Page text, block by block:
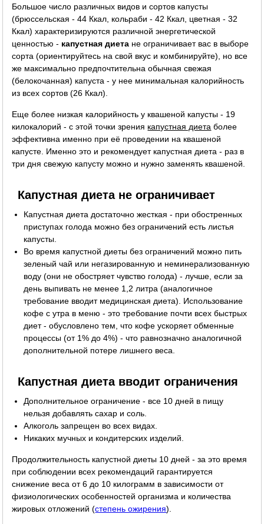
Большое число различных видов и сортов капусты
(брюссельская - 44 Ккал, кольраби - 42 Ккал, цветная - 32
Ккал) характеризируются различной энергетической
ценностью - капустная диета не ограничивает вас в выборе
сорта (ориентируйтесь на свой вкус и комбинируйте), но все
же максимально предпочтительна обычная свежая
(белокочанная) капуста - у нее минимальная калорийность
из всех сортов (26 Ккал).
Еще более низкая калорийность у квашеной капусты - 19
килокалорий - с этой точки зрения капустная диета более
эффективна именно при её проведении на квашеной
капусте. Именно это и рекомендует капустная диета - раз в
три дня свежую капусту можно и нужно заменять квашеной.
Капустная диета не ограничивает
Капустная диета достаточно жесткая - при обостренных
приступах голода можно без ограничений есть листья
капусты.
Во время капустной диеты без ограничений можно пить
зеленый чай или негазированную и неминерализованную
воду (они не обостряет чувство голода) - лучше, если за
день выпивать не менее 1,2 литра (аналогичное
требование вводит медицинская диета). Использование
кофе с утра в меню - это требование почти всех быстрых
диет - обусловлено тем, что кофе ускоряет обменные
процессы (от 1% до 4%) - что равнозначно аналогичной
дополнительной потере лишнего веса.
Капустная диета вводит ограничения
Дополнительное ограничение - все 10 дней в пищу
нельзя добавлять сахар и соль.
Алкоголь запрещен во всех видах.
Никаких мучных и кондитерских изделий.
Продолжительность капустной диеты 10 дней - за это время
при соблюдении всех рекомендаций гарантируется
снижение веса от 6 до 10 килограмм в зависимости от
физиологических особенностей организма и количества
жировых отложений (степень ожирения).